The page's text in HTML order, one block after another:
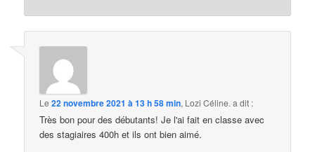
Le22 novembre 2021 à 13 h 58 min, Lozi Céline. a dit :
Très bon pour des débutants! Je l'ai fait en classe avec
des stagiaires 400h et ils ont bien aimé.